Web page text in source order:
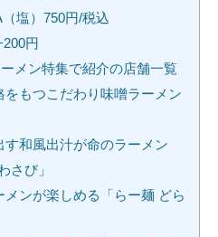
塩）750円/税込
円
メン特集で紹介の店舗一覧
もつこだわり味噌ラーメン
和風出汁が命のラーメン
さび」
ンが楽しめる「らー麺 どら